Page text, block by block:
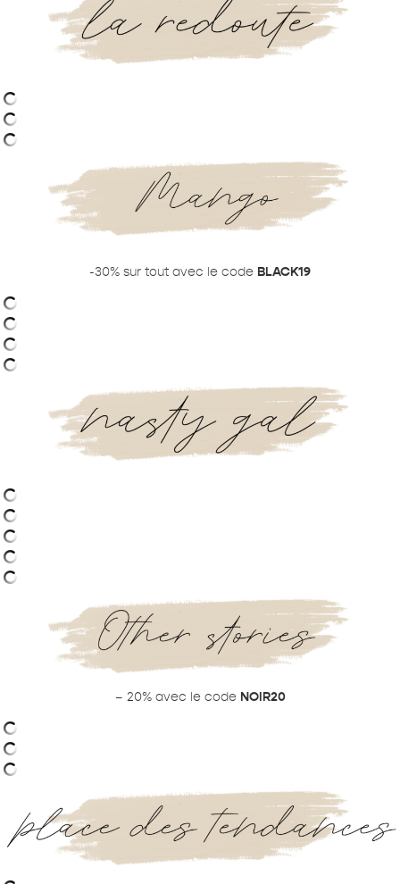
-30% sur tout avec le code BLACK19
– 20% avec le code NOIR20